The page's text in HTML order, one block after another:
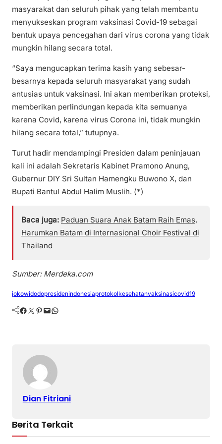
masyarakat dan seluruh pihak yang telah membantu
menyukseskan program vaksinasi Covid-19 sebagai
bentuk upaya pencegahan dari virus corona yang tidak
mungkin hilang secara total.
“Saya mengucapkan terima kasih yang sebesar-
besarnya kepada seluruh masyarakat yang sudah
antusias untuk vaksinasi. Ini akan memberikan proteksi,
memberikan perlindungan kepada kita semuanya
karena Covid, karena virus Corona ini, tidak mungkin
hilang secara total,” tutupnya.
Turut hadir mendampingi Presiden dalam peninjauan
kali ini adalah Sekretaris Kabinet Pramono Anung,
Gubernur DIY Sri Sultan Hamengku Buwono X, dan
Bupati Bantul Abdul Halim Muslih. (*)
Baca juga: Paduan Suara Anak Batam Raih Emas,
Harumkan Batam di Internasional Choir Festival di
Thailand
Sumber: Merdeka.com
jokowidodopresidenindonesiaprotokolkesehatanvaksinasicovid19
Facebook Twitter Pinterest Mail WhatsApp
Dian Fitriani
Berita Terkait